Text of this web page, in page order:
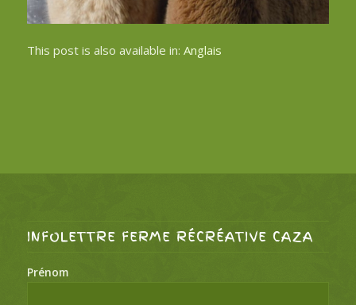
This post is also available in: Anglais
INFOLETTRE FERME RÉCRÉATIVE CAZA
Prénom